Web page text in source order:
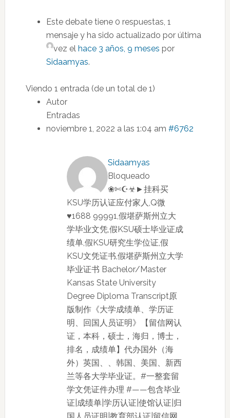
Este debate tiene 0 respuestas, 1
mensaje y ha sido actualizado por última
vez el hace 3 años, 9 meses por
Sidaamyas.
Viendo 1 entrada (de un total de 1)
Autor
Entradas
noviembre 1, 2022 a las 1:04 am #6762
Sidaamyas
Bloqueado
❀✄☪☣►挂科买
KSU学历认证应付家人,Q微
♥1688 99991,假堪萨斯州立大
学毕业文凭,假KSU硕士毕业证成
绩单,假KSU研究生学位证,假
KSU文凭证书,假堪萨斯州立大学
毕业证书 Bachelor/Master
Kansas State University
Degree Diploma Transcript原
版制作《大学成绩单、学历证
明、回国人员证明》【留信网认
证，本科，硕士，海归，博士，
排名，成绩单】代办国外（海
外）英国、、韩国、美国、新西
兰等各大学毕业证。#一整套留
学文凭证件办理 #——包含毕业
证|成绩单|学历认证|使馆认证|归